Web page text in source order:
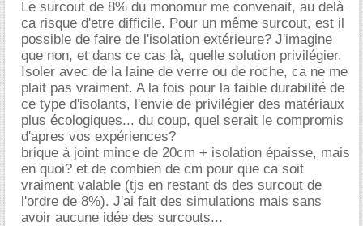
Le surcout de 8% du monomur me convenait, au delà
ca risque d'etre difficile. Pour un même surcout, est il
possible de faire de l'isolation extérieure? J'imagine
que non, et dans ce cas là, quelle solution privilégier.
Isoler avec de la laine de verre ou de roche, ca ne me
plait pas vraiment. A la fois pour la faible durabilité de
ce type d'isolants, l'envie de privilégier des matériaux
plus écologiques... du coup, quel serait le compromis
d'apres vos expériences?
brique à joint mince de 20cm + isolation épaisse, mais
en quoi? et de combien de cm pour que ca soit
vraiment valable (tjs en restant ds des surcout de
l'ordre de 8%). J'ai fait des simulations mais sans
avoir aucune idée des surcouts...